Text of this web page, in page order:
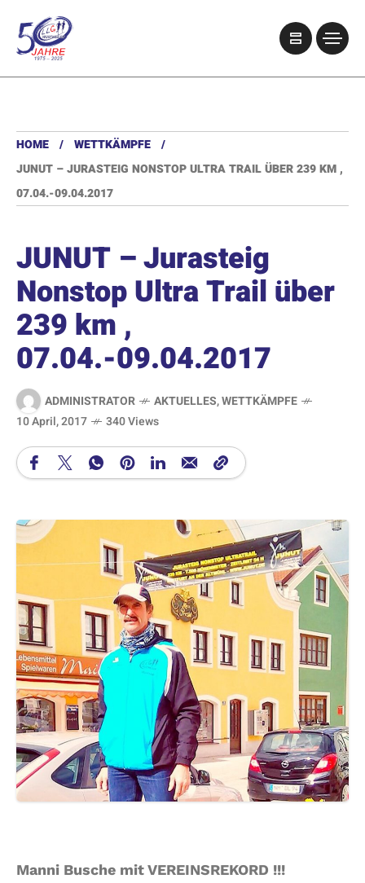
HOME
WETTKÄMPFE
JUNUT – JURASTEIG NONSTOP ULTRA TRAIL ÜBER 239 KM ,
07.04.-09.04.2017
JUNUT – Jurasteig
Nonstop Ultra Trail über
239 km ,
07.04.-09.04.2017
ADMINISTRATOR AKTUELLES,WETTKÄMPFE
10 April, 2017
340 Views
Manni Busche mit VEREINSREKORD !!!